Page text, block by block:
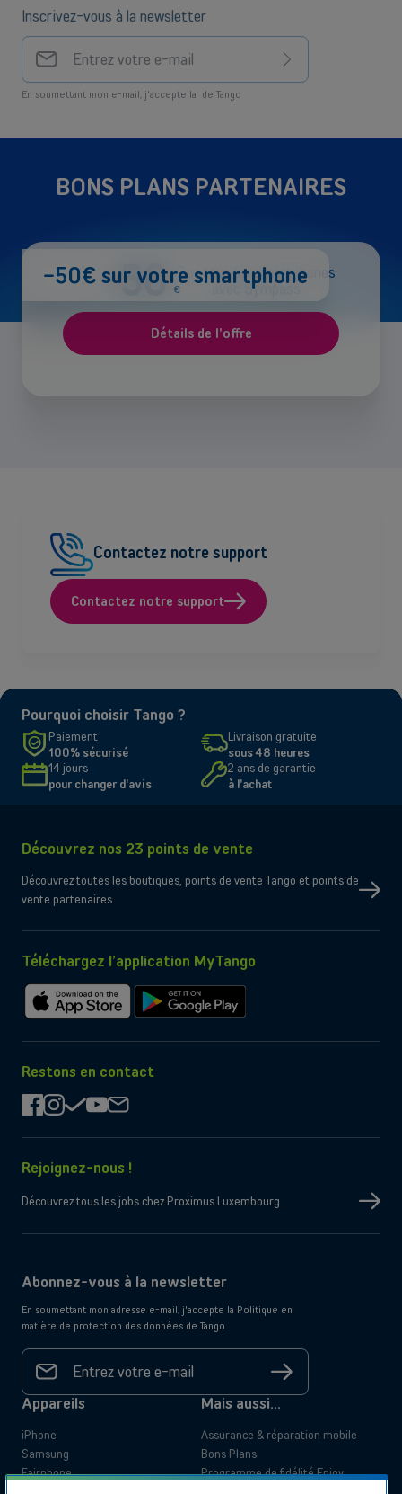
Inscrivez-vous à la newsletter
Votre
adresse
e-mail S'inscrire
En soumettant mon e-mail, j'accepte la de Tango
BONS PLANS PARTENAIRES
-50€ sur votre smartphone
-50 €
Sur tous les smartphones
avec Sympass
Détails de l'offre
Contactez notre support
Contactez notre support
Pourquoi choisir Tango ?
Paiement
100% sécurisé
Livraison gratuite
sous 48 heures
14 jours
pour changer d'avis
2 ans de garantie
à l'achat
Découvrez nos 23 points de vente
Découvrez toutes les boutiques, points de vente Tango et points de
vente partenaires.
Téléchargez l’application MyTango
sur
Store
sur
Play
Restons en contact
facebook
instagram
checkyoutube
mail
Rejoignez-nous !
Découvrez tous les jobs chez Proximus Luxembourg
Abonnez-vous à la newsletter
En soumettant mon adresse e-mail, j'accepte la Politique en
matière de protection des données de Tango.
Votre
adresse
e-mail* S'inscrire
Appareils
iPhone
Samsung
Fairphone
Mais aussi...
Assurance & réparation mobile
Bons Plans
Programme de fidélité Enjoy